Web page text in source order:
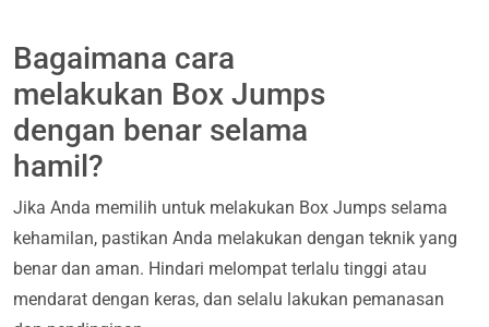
Bagaimana cara
melakukan Box Jumps
dengan benar selama
hamil?
Jika Anda memilih untuk melakukan Box Jumps selama
kehamilan, pastikan Anda melakukan dengan teknik yang
benar dan aman. Hindari melompat terlalu tinggi atau
mendarat dengan keras, dan selalu lakukan pemanasan